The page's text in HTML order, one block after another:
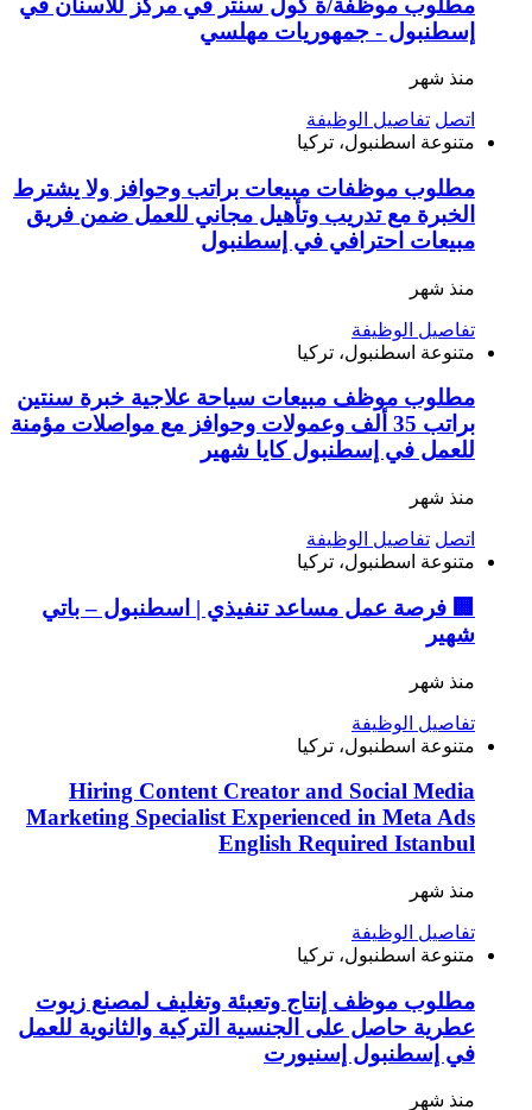
إسطنبول - جمهوريات مهلسي
منذ شهر
اتصل تفاصيل الوظيفة
متنوعة اسطنبول، تركيا
مطلوب موظفات مبيعات براتب وحوافز ولا يشترط
الخبرة مع تدريب وتأهيل مجاني للعمل ضمن فريق
مبيعات احترافي في إسطنبول
منذ شهر
تفاصيل الوظيفة
متنوعة اسطنبول، تركيا
مطلوب موظف مبيعات سياحة علاجية خبرة سنتين
براتب 35 ألف وعمولات وحوافز مع مواصلات مؤمنة
للعمل في إسطنبول كايا شهير
منذ شهر
اتصل تفاصيل الوظيفة
متنوعة اسطنبول، تركيا
🏢 فرصة عمل مساعد تنفيذي | اسطنبول – باتي
شهير
منذ شهر
تفاصيل الوظيفة
متنوعة اسطنبول، تركيا
Hiring Content Creator and Social Media
Marketing Specialist Experienced in Meta Ads
English Required Istanbul
منذ شهر
تفاصيل الوظيفة
متنوعة اسطنبول، تركيا
مطلوب موظف إنتاج وتعبئة وتغليف لمصنع زيوت
عطرية حاصل على الجنسية التركية والثانوية للعمل
في إسطنبول إسنيورت
منذ شهر